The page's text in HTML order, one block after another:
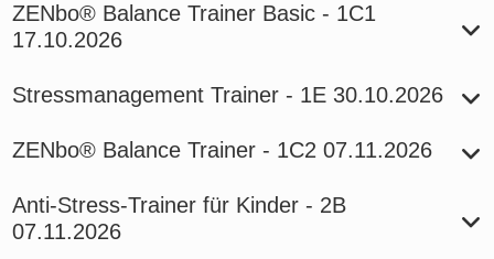
ZENbo® Balance Trainer Basic - 1C1
17.10.2026
Stressmanagement Trainer - 1E 30.10.2026
ZENbo® Balance Trainer - 1C2 07.11.2026
Anti-Stress-Trainer für Kinder - 2B
07.11.2026